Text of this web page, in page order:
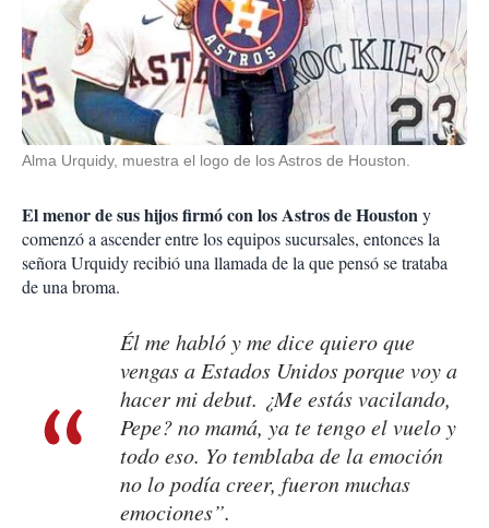
Alma Urquidy, muestra el logo de los Astros de Houston.
El menor de sus hijos firmó con los Astros de Houstony
comenzó a ascender entre los equipos sucursales, entonces la
señora Urquidy recibió una llamada de la que pensó se trataba
de una broma.
Él me habló y me dice quiero que
vengas a Estados Unidos porque voy a
hacer mi debut. ¿Me estás vacilando,
Pepe? no mamá, ya te tengo el vuelo y
todo eso. Yo temblaba de la emoción
no lo podía creer, fueron muchas
emociones”.